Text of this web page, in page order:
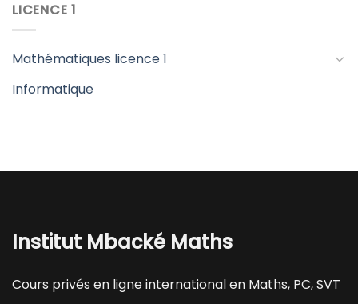
LICENCE 1
Mathématiques licence 1
Informatique
Institut Mbacké Maths
Cours privés en ligne international en Maths, PC, SVT